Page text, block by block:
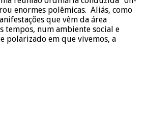
enormes polêmicas. Aliás, como
que vêm da área
tempos, num ambiente social e
polarizado em que vivemos, a